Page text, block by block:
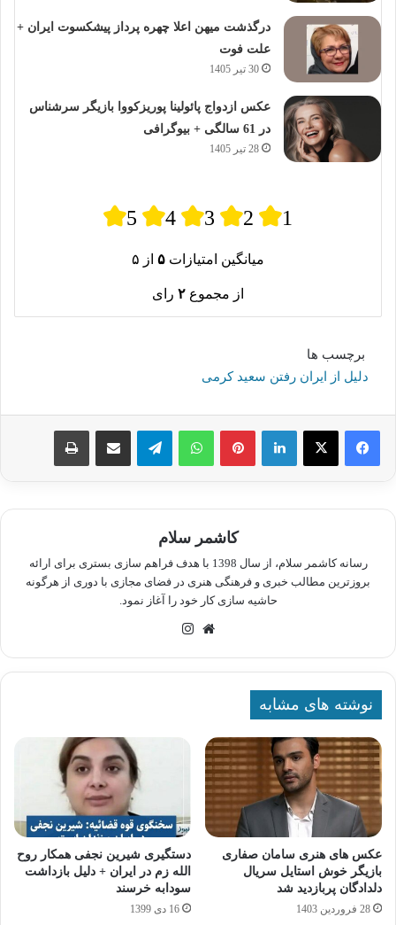
درگذشت میهن اعلا چهره پرداز پیشکسوت ایران +
علت فوت
30 تیر 1405
عکس ازدواج پائولینا پوریزکووا بازیگر سرشناس
در 61 سالگی + بیوگرافی
28 تیر 1405
5 4 3 2 1
میانگین امتیازات ۵ از ۵
از مجموع ۲ رای
برچسب ها
دلیل از ایران رفتن سعید کرمی
لینکدین پینترستواتس آپ تلگرام اشتراک گذاری از طریق ایمیل چاپ
کاشمر سلام
رسانه کاشمر سلام، از سال 1398 با هدف فراهم سازی بستری برای ارائه
بروزترین مطالب خبری و فرهنگی هنری در فضای مجازی با دوری از هرگونه
حاشیه سازی کار خود را آغاز نمود.
وبسایت
نوشته های مشابه
عکس های هنری سامان صفاری
بازیگر خوش استایل سریال
دلدادگان پربازدید شد
28 فروردین 1403
دستگیری شیرین نجفی همکار روح
الله زم در ایران + دلیل بازداشت
سودابه خرسند
16 دی 1399